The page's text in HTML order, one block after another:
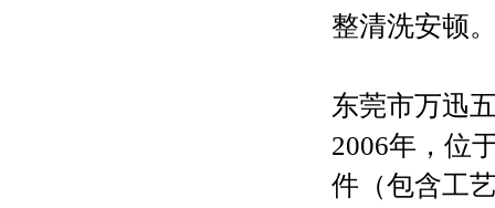
整清洗安顿
东莞市万迅
2006年，位
件（包含工